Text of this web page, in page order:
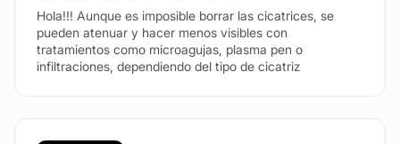
Hola!!! Aunque es imposible borrar las cicatrices, se
pueden atenuar y hacer menos visibles con
tratamientos como microagujas, plasma pen o
infiltraciones, dependiendo del tipo de cicatriz